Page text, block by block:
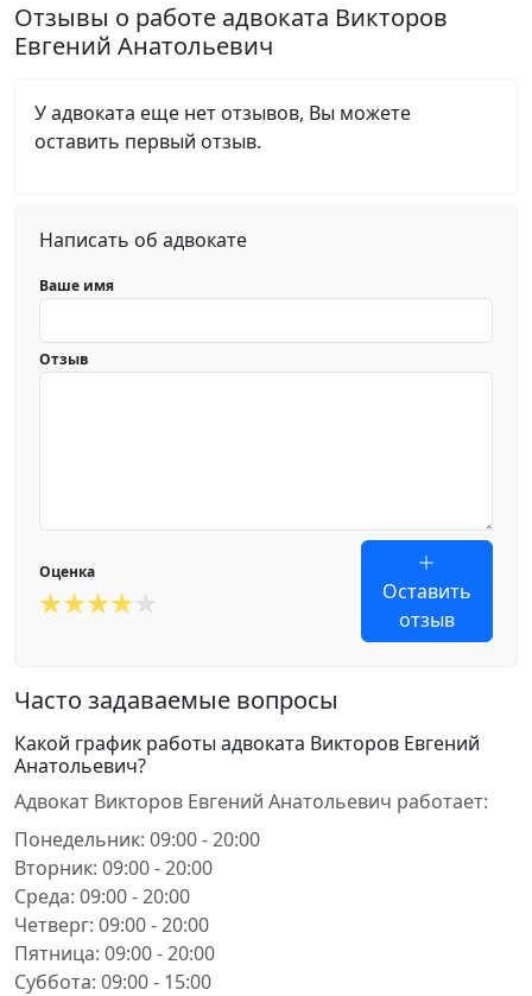
Отзывы о работе адвоката Викторов
Евгений Анатольевич
У адвоката еще нет отзывов, Вы можете
оставить первый отзыв.
Написать об адвокате
Ваше имя
Отзыв
Оценка
Оставить
отзыв
Часто задаваемые вопросы
Какой график работы адвоката Викторов Евгений
Анатольевич?
Адвокат Викторов Евгений Анатольевич работает:
Понедельник: 09:00 - 20:00
Вторник: 09:00 - 20:00
Среда: 09:00 - 20:00
Четверг: 09:00 - 20:00
Пятница: 09:00 - 20:00
Суббота: 09:00 - 15:00